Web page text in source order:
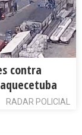
contra
RADAR POLICIAL